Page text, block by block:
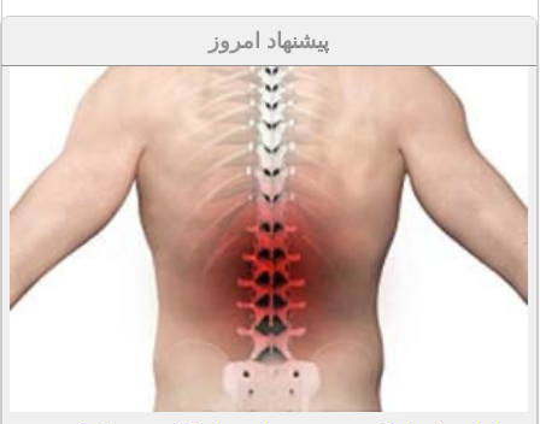
پیشنهاد امروز